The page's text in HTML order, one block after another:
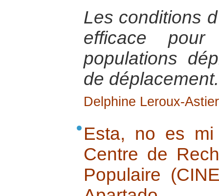
Les conditions
efficace
populations
de déplacement.
Delphine Leroux-Astier
Esta, no es
Centre de
Populaire